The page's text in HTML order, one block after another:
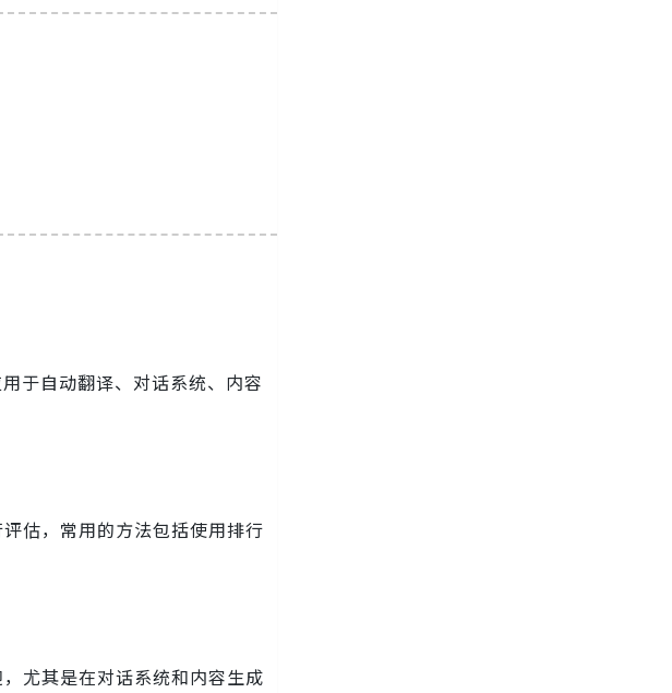
于自动翻译、对话系统、内容
估，常用的方法包括使用排行
尤其是在对话系统和内容生成